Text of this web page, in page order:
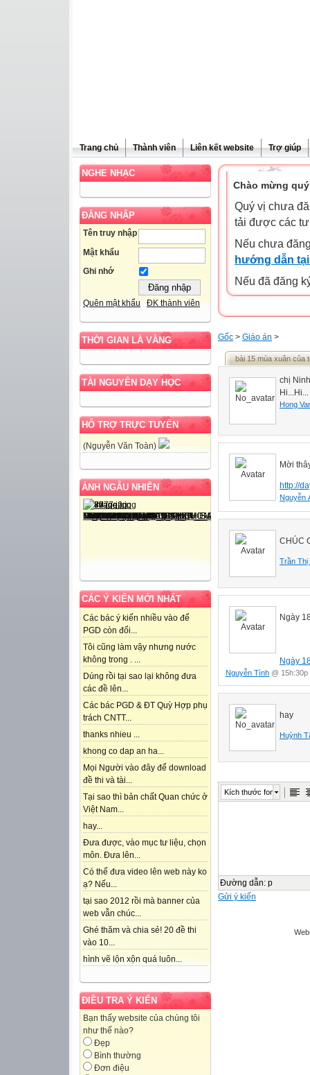
Trang chủ Thành viên Liên kết website Trợ giúp
NGHE NHẠC
ĐĂNG NHẬP
Tên truy nhập
Mật khẩu
Ghi nhớ
Quên mật khẩu ĐK thành viên
THỜI GIAN LÀ VÀNG
TÀI NGUYÊN DẠY HỌC
HỖ TRỢ TRỰC TUYẾN
(Nguyễn Văn Toàn)
ẢNH NGẪU NHIÊN
CÁC Ý KIẾN MỚI NHẤT
Các bác ý kiến nhiều vào để
PGD còn đổi...
Tôi cũng làm vậy nhưng nước
không trong . ...
Dúng rồi tại sao lại không đưa
các đề lên...
Các bác PGD & ĐT Quỳ Hợp phụ
trách CNTT...
thanks nhieu ...
khong co dap an ha...
Mọi Người vào đây để download
đề thi và tài...
Tại sao thì bản chất Quan chức ở
Việt Nam...
hay...
Đưa được, vào mục tư liệu, chọn
môn. Đưa lên...
Có thể đưa video lên web này ko
ạ? Nếu...
tại sao 2012 rồi mà banner của
web vẫn chúc...
Ghé thăm và chia sẻ! 20 đề thi
vào 10...
hình vẽ lộn xộn quá luôn...
ĐIỀU TRA Ý KIẾN
Bạn thấy website của chúng tôi
như thế nào?
Đẹp
Bình thường
Đơn điệu
Chào mừng
Quý vị chưa
tải được các
Nếu chưa
hướng dẫn
Nếu đã đăng
Gốc > Giáo án >
bài 15 mùa xuân của
chị
Hi...Hi...
Hong
Mời
http://
Nguyễn
CHÚC
Trần Thị
Ngày
Ngày
Nguyễn Tình @ 15h:30p
hay
Huỳnh
Kích thước font
Đường dẫn: p
Gửi ý kiến